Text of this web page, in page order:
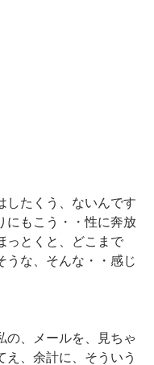
したくう、ないんです
にもこう・・性に奔放
っとくと、どこまで
うな、そんな・・感じ
の、メールを、見ちゃ
え、余計に、そういう